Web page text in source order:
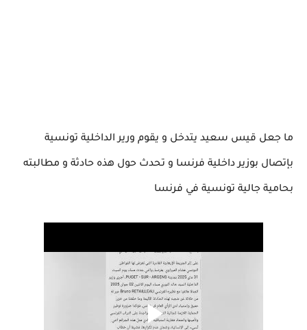
ما جعل قيس سعيد يتدخل و يقوم ورير الداخلية تونسية
بإتصال بوزير داخلية فرنسا و تحدث حول هذه حادثة و مطالبته
بحامية جالية تونسية في فرنسا